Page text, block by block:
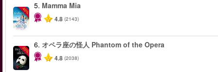
-40%
5. Mamma Mia
4.8 (2143)
-20%
6. オペラ座の怪人 Phantom of the Opera
4.8 (2038)